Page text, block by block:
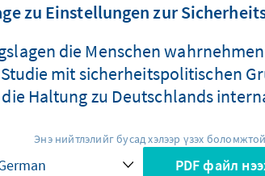
zu Einstellungen zur
die Menschen
mit sicherheitspolitischen
Haltung zu Deutschlands
Энэ нийтлэлийг бусад хэлээр үзэх боломжтой
PDF файл